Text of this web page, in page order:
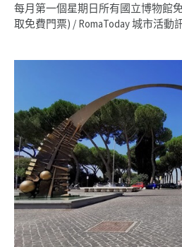
每月第一個星期日所有國立博物館
取免費門票) / RomaToday 城市活動